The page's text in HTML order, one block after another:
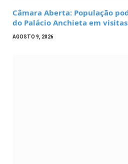
Câmara Aberta: População
do Palácio Anchieta em
AGOSTO 9, 2026